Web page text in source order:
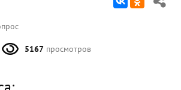
5167 просмотров